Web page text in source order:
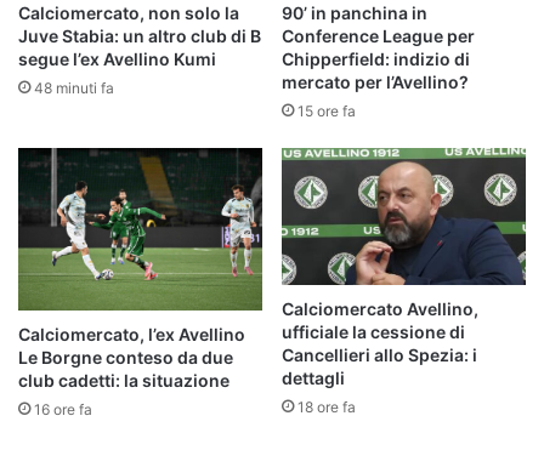
Calciomercato, non solo la
Juve Stabia: un altro club di B
segue l’ex Avellino Kumi
48 minuti fa
90’ in panchina in
Conference League per
Chipperfield: indizio di
mercato per l’Avellino?
15 ore fa
Calciomercato, l’ex Avellino
Le Borgne conteso da due
club cadetti: la situazione
16 ore fa
Calciomercato Avellino,
ufficiale la cessione di
Cancellieri allo Spezia: i
dettagli
18 ore fa